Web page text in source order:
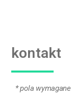
kontakt
* pola wymagane